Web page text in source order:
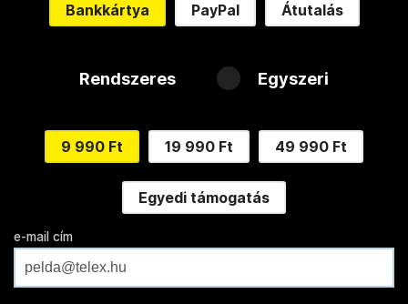
Bankkártya PayPal Átutalás
Rendszeres Egyszeri
9 990 Ft 19 990 Ft 49 990 Ft
Egyedi támogatás
e-mail cím